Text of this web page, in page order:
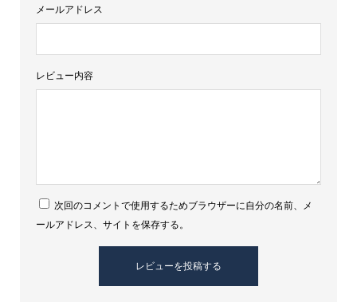
レビュー内容
メールアドレス
次回のコメントで使用するためブラウザーに自分の名前、メ
ールアドレス、サイトを保存する。